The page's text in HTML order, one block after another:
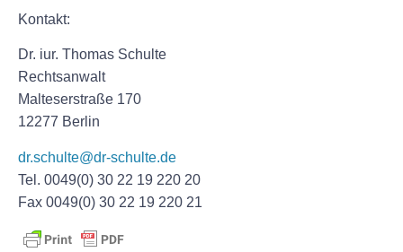
Kontakt:
Dr. iur. Thomas Schulte
Rechtsanwalt
Malteserstraße 170
12277 Berlin
dr.schulte@dr-schulte.de
Tel. 0049(0) 30 22 19 220 20
Fax 0049(0) 30 22 19 220 21